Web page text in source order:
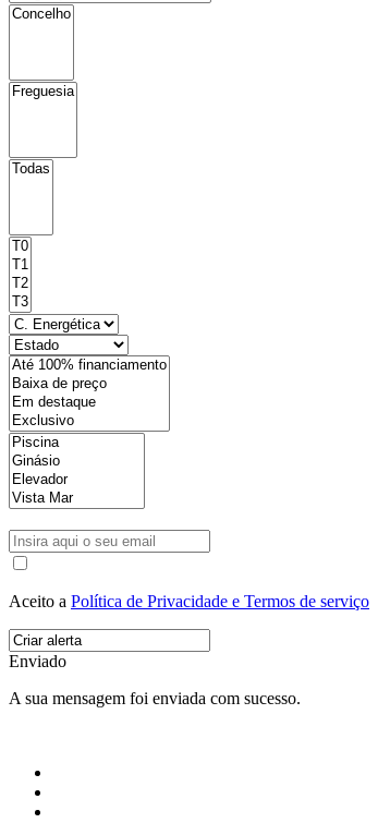
Aceito a Política de Privacidade e Termos de serviço
Enviado
A sua mensagem foi enviada com sucesso.